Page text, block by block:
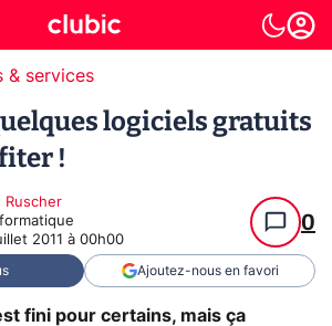
& services
logiciels gratuits
!
Ruscher
2011 à 00h00
0
Ajoutez-nous en favori
fini pour certains, mais ça